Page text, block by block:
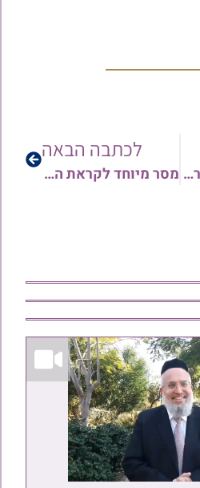
בשידור חוזר: פאנל רפואה והלכה לקראת יום הכיפורים ה'תשפ"א | עם הגר"י סרי וד"ר בצלאל פודלק • צפו
לכתבה הבאה
מסר מיוחד לקראת הגבלות התפילה – ודרשת שבת שובה | מאת הרב שי עטרי • צפו